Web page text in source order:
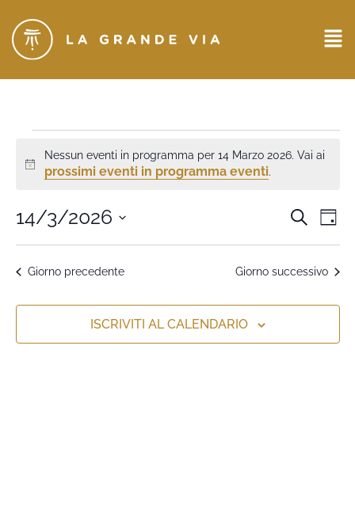
Notice
Nessun eventi in programma per 14 Marzo 2026. Vai ai
prossimi eventi in programma eventi.
Eventi
e
CERCA
14/3/2026
la
data.
Giorno precedente Giorno successivo
ISCRIVITI AL CALENDARIO